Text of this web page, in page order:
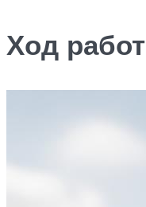
Ход работ